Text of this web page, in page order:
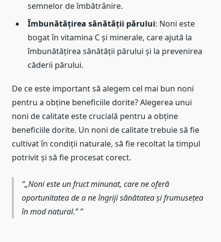
semnelor de îmbătrânire.
Îmbunătățirea sănătății părului: Noni este
bogat în vitamina C și minerale, care ajută la
îmbunătățirea sănătății părului și la prevenirea
căderii părului.
De ce este important să alegem cel mai bun noni
pentru a obține beneficiile dorite? Alegerea unui
noni de calitate este crucială pentru a obține
beneficiile dorite. Un noni de calitate trebuie să fie
cultivat în condiții naturale, să fie recoltat la timpul
potrivit și să fie procesat corect.
„Noni este un fruct minunat, care ne oferă
oportunitatea de a ne îngriji sănătatea și frumusețea
în mod natural.”